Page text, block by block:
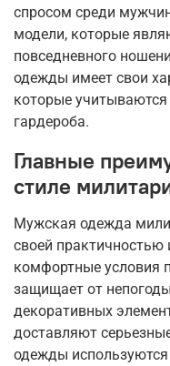
спросом среди
модели, которые
повседневного
одежды имеет свои
которые
гардероба.
Главные
стиле
Мужская одежда
своей
комфортные условия
защищает от
декоративных
доставляют
одежды